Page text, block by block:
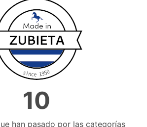
10
han pasado por las categorías